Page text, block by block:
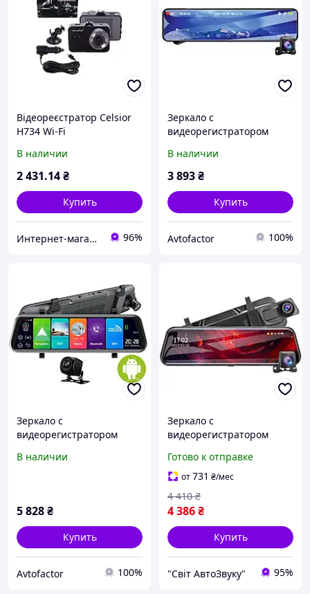
Відеореєстратор Celsior
H734 Wi-Fi
В наличии
2 431.14₴
Купить
Интернет-магазин "Первый" 96%
Зеркало с
видеорегистратором
В наличии
3 893₴
Купить
Avtofactor 100%
Зеркало с
видеорегистратором
В наличии
5 828₴
Купить
Avtofactor 100%
Зеркало с
видеорегистратором
Готово к отправке
от731 ₴/мес
4 386₴
4 410 ₴
Купить
"Світ АвтоЗвуку" 95%